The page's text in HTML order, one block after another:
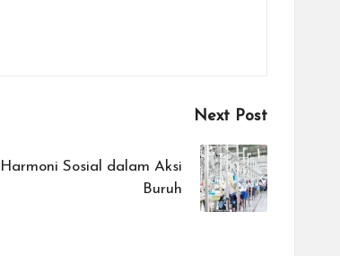
Next Post
Sosial dalam Aksi
Buruh